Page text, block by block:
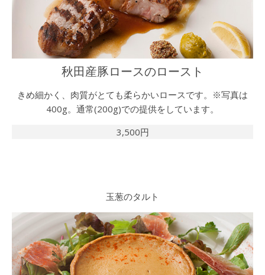
秋田産豚ロースのロースト
きめ細かく、肉質がとても柔らかいロースです。※写真は
400g。通常(200g)での提供をしています。
3,500円
玉葱のタルト